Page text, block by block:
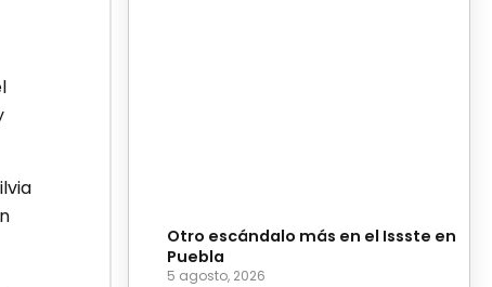
Otro escándalo más en el Issste en
Puebla
5 agosto, 2026